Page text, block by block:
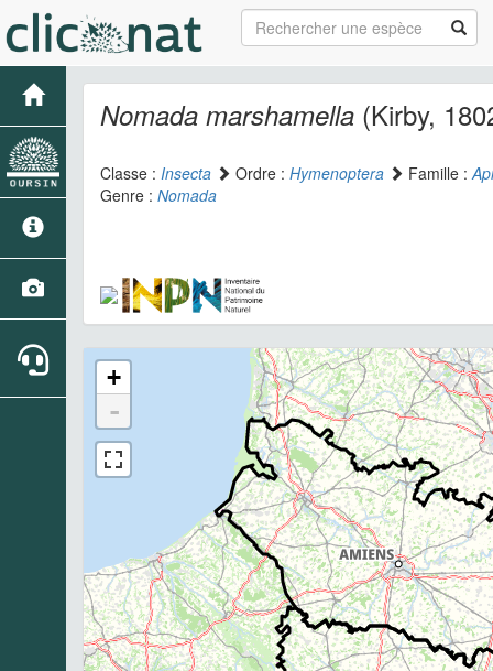
Nomada marshamella (Kirby,
Classe : Insecta Ordre : Hymenoptera Famille :
Genre : Nomada
+
-